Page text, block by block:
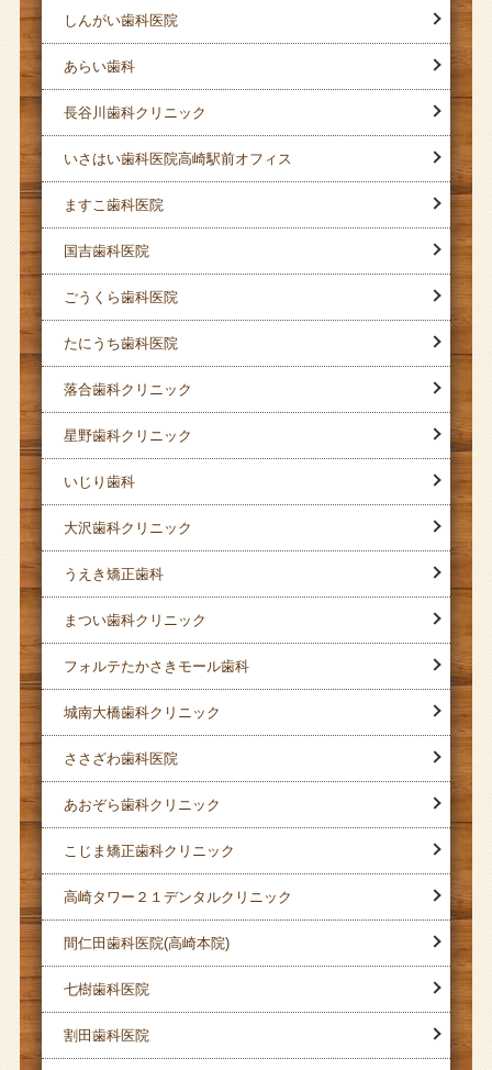
しんがい歯科医院
あらい歯科
長谷川歯科クリニック
いさはい歯科医院高崎駅前オフィス
ますこ歯科医院
国吉歯科医院
ごうくら歯科医院
たにうち歯科医院
落合歯科クリニック
星野歯科クリニック
いじり歯科
大沢歯科クリニック
うえき矯正歯科
まつい歯科クリニック
フォルテたかさきモール歯科
城南大橋歯科クリニック
ささざわ歯科医院
あおぞら歯科クリニック
こじま矯正歯科クリニック
高崎タワー２１デンタルクリニック
間仁田歯科医院(高崎本院)
七樹歯科医院
割田歯科医院